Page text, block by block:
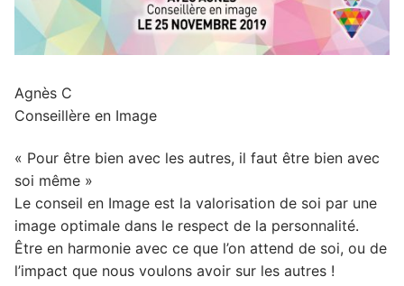
Agnès C
Conseillère en Image
« Pour être bien avec les autres, il faut être bien avec
soi même »
Le conseil en Image est la valorisation de soi par une
image optimale dans le respect de la personnalité.
Être en harmonie avec ce que l’on attend de soi, ou de
l’impact que nous voulons avoir sur les autres !